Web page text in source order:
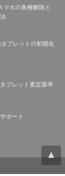
マホの各種解除と
ブレットの初期化
ブレット査定基準
ポート